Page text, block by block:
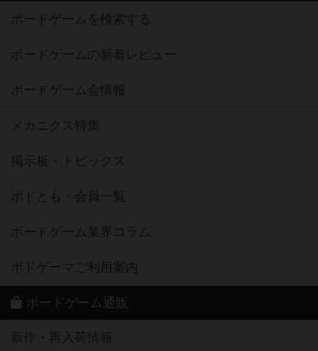
ボードゲームを検索する
ボードゲームの新着レビュー
ボードゲーム会情報
メカニクス特集
掲示板・トピックス
ボドとも・会員一覧
ボードゲーム業界コラム
ボドゲーマご利用案内
ボードゲーム通販
新作・再入荷情報